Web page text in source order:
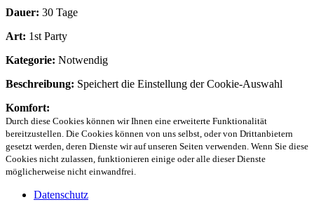
Dauer: 30 Tage
Art: 1st Party
Kategorie: Notwendig
Beschreibung: Speichert die Einstellung der Cookie-Auswahl
Komfort:
Durch diese Cookies können wir Ihnen eine erweiterte Funktionalität
bereitzustellen. Die Cookies können von uns selbst, oder von Drittanbietern
gesetzt werden, deren Dienste wir auf unseren Seiten verwenden. Wenn Sie diese
Cookies nicht zulassen, funktionieren einige oder alle dieser Dienste
möglicherweise nicht einwandfrei.
Datenschutz